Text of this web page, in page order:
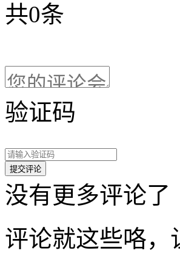
共0条
验证码
没有更多评论了
评论就这些咯，